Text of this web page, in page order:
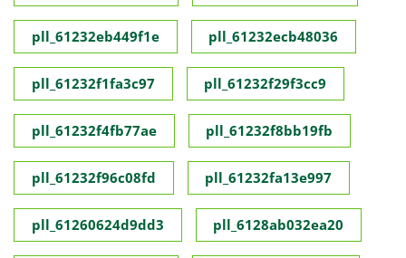
pll_61232eb449f1e pll_61232ecb48036
pll_61232f1fa3c97 pll_61232f29f3cc9
pll_61232f4fb77ae pll_61232f8bb19fb
pll_61232f96c08fd pll_61232fa13e997
pll_61260624d9dd3 pll_6128ab032ea20